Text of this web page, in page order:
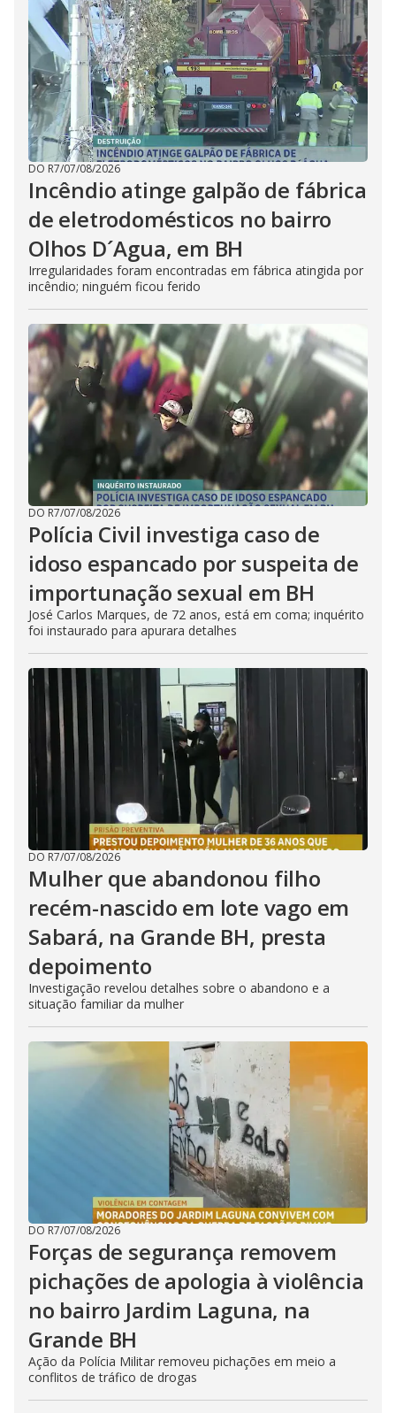
DO R7/07/08/2026
Incêndio atinge galpão de fábrica
de eletrodomésticos no bairro
Olhos D´Agua, em BH
Irregularidades foram encontradas em fábrica atingida por
incêndio; ninguém ficou ferido
DO R7/07/08/2026
Polícia Civil investiga caso de
idoso espancado por suspeita de
importunação sexual em BH
José Carlos Marques, de 72 anos, está em coma; inquérito
foi instaurado para apurara detalhes
DO R7/07/08/2026
Mulher que abandonou filho
recém-nascido em lote vago em
Sabará, na Grande BH, presta
depoimento
Investigação revelou detalhes sobre o abandono e a
situação familiar da mulher
DO R7/07/08/2026
Forças de segurança removem
pichações de apologia à violência
no bairro Jardim Laguna, na
Grande BH
Ação da Polícia Militar removeu pichações em meio a
conflitos de tráfico de drogas